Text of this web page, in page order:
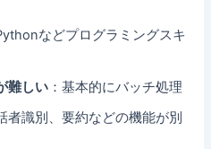
などプログラミングスキ
難しい ：基本的にバッチ処理
者識別、要約などの機能が別